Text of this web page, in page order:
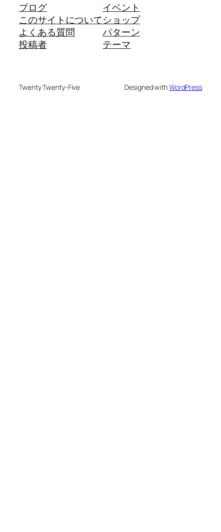
ブログ
このサイトについて
よくある質問
投稿者
イベント
ショップ
パターン
テーマ
Twenty Twenty-Five Designed withWordPress